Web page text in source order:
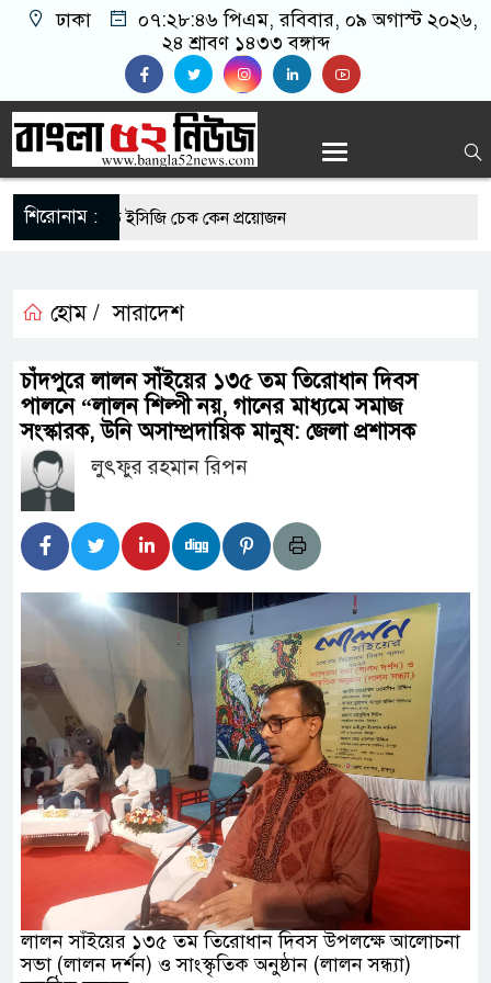
ঢাকা ০৭:২৮:৪৬ পিএম, রবিবার, ০৯ অগাস্ট ২০২৬,
২৪ শ্রাবণ ১৪৩৩ বঙ্গাব্দ
শিরোনাম :নিয়মিত ইসিজি চেক কেন প্রয়োজন
আহ্বান
মিলল মাইক্রোপ্লাস্টিক, বেশি কই মাছে
বাড়ীর মোঃ আঃ খালেকের ইন্তেকাল
ব্যবসায়িক অগ্রযাত্রায় নতুন অধ্যায়
স্থিতিশীল সরকার,প্রবাসীদের বিনিয়োগের এখনই
স্থিতিশীল সরকার,প্রবাসীদের বিনিয়োগের এখনই
নিচে গাঁজার ড্রাম, মাদক কারবারি আটক
বাজেট সংশোধনের দাবিতে ফরিদগঞ্জে অহিংস
হোম / সারাদেশ
চাঁদপুরে লালন সাঁইয়ের ১৩৫ তম তিরোধান দিবস
পালনে “লালন শিল্পী নয়, গানের মাধ্যমে সমাজ
সংস্কারক, উনি অসাম্প্রদায়িক মানুষ: জেলা প্রশাসক
লুৎফুর রহমান রিপন
লালন সাঁইয়ের ১৩৫ তম তিরোধান দিবস উপলক্ষে আলোচনা
সভা (লালন দর্শন) ও সাংস্কৃতিক অনুষ্ঠান (লালন সন্ধ্যা)